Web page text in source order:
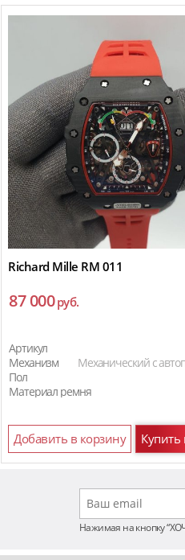
Richard Mille RM 011
87 000руб.
Артикул
Механизм
Механический с
Пол
Материал ремня
Добавить в корзину Купить
Нажимая на кнопку